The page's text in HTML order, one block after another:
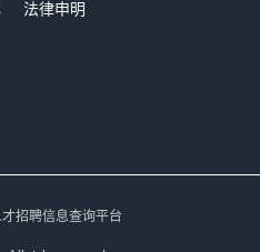
法律申明
招聘信息查询平台